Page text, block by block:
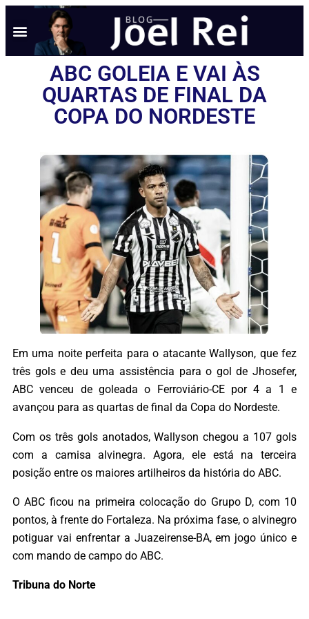
ABC GOLEIA E VAI ÀS
QUARTAS DE FINAL DA
COPA DO NORDESTE
Em uma noite perfeita para o atacante Wallyson, que fez
três gols e deu uma assistência para o gol de Jhosefer,
ABC venceu de goleada o Ferroviário-CE por 4 a 1 e
avançou para as quartas de final da Copa do Nordeste.
Com os três gols anotados, Wallyson chegou a 107 gols
com a camisa alvinegra. Agora, ele está na terceira
posição entre os maiores artilheiros da história do ABC.
O ABC ficou na primeira colocação do Grupo D, com 10
pontos, à frente do Fortaleza. Na próxima fase, o alvinegro
potiguar vai enfrentar a Juazeirense-BA, em jogo único e
com mando de campo do ABC.
Tribuna do Norte